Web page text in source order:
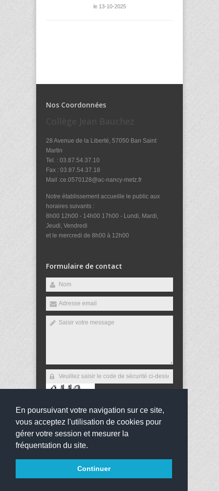
En poursuivant votre navigation sur ce site,
vous acceptez l'utilisation de cookies pour
gérer votre session et mesurer la
fréquentation du site.
Continuer
le 13-10-2025
Nos Coordonnées
Collège Jean Bauchez
28 Avenue de la Liberté, 57050 Ban Saint
Martin
Tel. : 03.87.54.37.10
Fax : 03.87.54.37.18
Mail :ce.0570128@ac-nancy-metz.fr
Notre établissement accueille le public aux
horaires suivants :
8h00 12h00 - 14h00 17h00 - Lundi, Mardi,
Jeudi, Vendredi
et le mercredi de 8h00 à 12h00
Formulaire de contact
Envoyer
réservés
websco